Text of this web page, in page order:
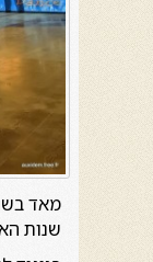
מאד
שנות